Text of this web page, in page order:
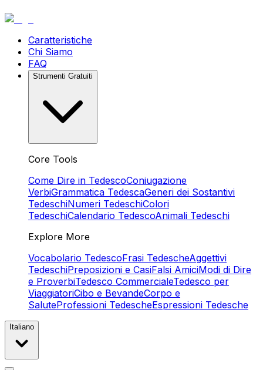
Caratteristiche
Chi Siamo
FAQ
Strumenti Gratuiti
Core Tools
Come Dire in TedescoConiugazione
VerbiGrammatica TedescaGeneri dei Sostantivi
TedeschiNumeri TedeschiColori
TedeschiCalendario TedescoAnimali Tedeschi
Explore More
Vocabolario TedescoFrasi TedescheAggettivi
TedeschiPreposizioni e CasiFalsi AmiciModi di Dire
e ProverbiTedesco CommercialeTedesco per
ViaggiatoriCibo e BevandeCorpo e
SaluteProfessioni TedescheEspressioni Tedesche
Italiano